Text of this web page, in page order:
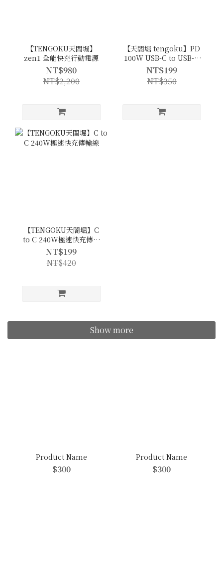
【TENGOKU天閤堀】
zen1 全能快充行動電源
NT$980
NT$2,200
【天閤堀 tengoku】PD
100W USB-C to USB-C
1m編織快充傳輸線(充電
線/18W/45W/65W/筆電充
電/氮化鎵)
NT$199
NT$350
【TENGOKU天閤堀】C
to C 240W極速快充傳輸
線
NT$199
NT$420
Show more
Product Name
$300
Product Name
$300